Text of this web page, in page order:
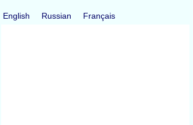
English Russian Français